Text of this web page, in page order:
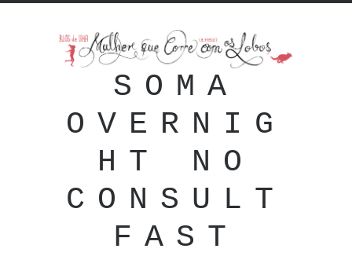
SOMA
OVERNIG
HT NO
CONSULT
FAST